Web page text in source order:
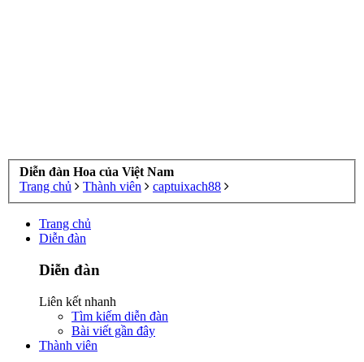
Diễn đàn Hoa của Việt Nam
Trang chủ
Thành viên captuixach88
Trang chủ
Diễn đàn
Diễn đàn
Liên kết nhanh
Tìm kiếm diễn đàn
Bài viết gần đây
Thành viên